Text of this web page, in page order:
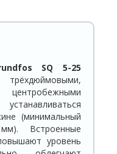
SQ 5-25
(минимальный
Встроенные
уровень